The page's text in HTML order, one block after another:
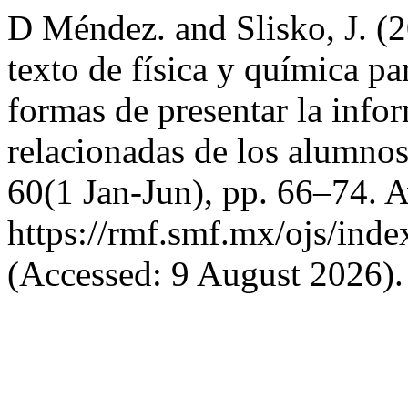
D Méndez. and Slisko, J.
texto de física y química
formas de presentar la
relacionadas de los
60(1 Jan-Jun), pp. 66–74.
https://rmf.smf.mx/ojs/
(Accessed: 9 August 2026).